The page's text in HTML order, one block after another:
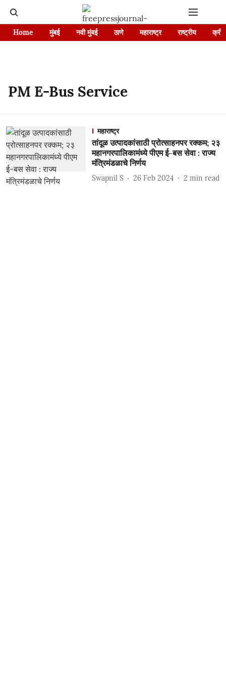
Home मुंबई नवी मुंबई ठाणे महाराष्ट्र राष्ट्रीय
PM E-Bus Service
महाराष्ट्र
तांदूळ उत्पादकांसाठी प्रोत्साहनपर रक्कम; २३
महानगरपालिकामंध्ये पीएम ई-बस सेवा : राज्य
मंत्रिमंडळाचे निर्णय
Swapnil S 26 Feb 2024 2 min read